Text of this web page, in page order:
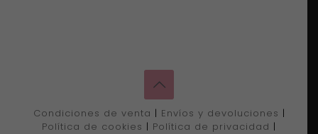
Condiciones de venta | Envíos y devoluciones |
Política de cookies | Política de privacidad |